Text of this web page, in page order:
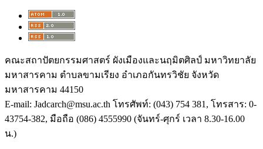
คณะสถาปัตยกรรมศาสตร์ ผังเมืองและนฤมิตศิลป์ มหาวิทยาลัย
มหาสารคาม ตำบลขามเรียง อำเภอกันทรวิชัย จังหวัด
มหาสารคาม 44150
E-mail: Jadcarch@msu.ac.th โทรศัพท์: (043) 754 381, โทรสาร: 0-
43754-382, มือถือ (086) 4555990 (จันทร์-ศุกร์ เวลา 8.30-16.00
น.)